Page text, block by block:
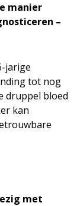
manier
–
jarige
tot nog
druppel bloed
kan
met